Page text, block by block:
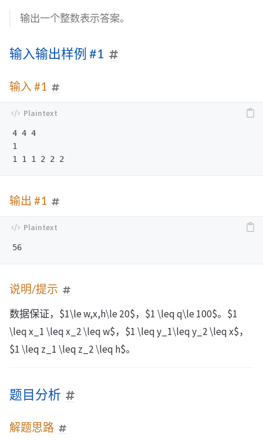
输出一个整数表示答案。
输入输出样例 #1
输入 #1
4 4 4
1
输出 #1
说明/提示
数据保证，$1\le w,x,h\le 20$，$1 \leq q\le 100$。$1
\leq x_1 \leq x_2 \leq w$，$1 \leq y_1\leq y_2 \leq x$，
$1 \leq z_1 \leq z_2 \leq h$。
题目分析
解题思路